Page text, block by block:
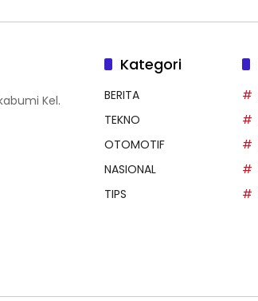
Kel.
Kategori
BERITA
TEKNO
OTOMOTIF
NASIONAL
TIPS